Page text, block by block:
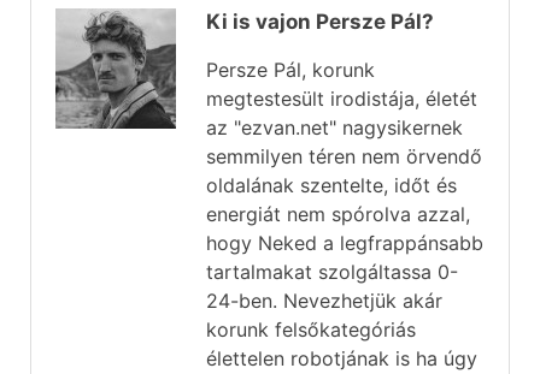
Ki is vajon Persze Pál?
Persze Pál, korunk
megtestesült irodistája, életét
az "ezvan.net" nagysikernek
semmilyen téren nem örvendő
oldalának szentelte, időt és
energiát nem spórolva azzal,
hogy Neked a legfrappánsabb
tartalmakat szolgáltassa 0-
24-ben. Nevezhetjük akár
korunk felsőkategóriás
élettelen robotjának is ha úgy